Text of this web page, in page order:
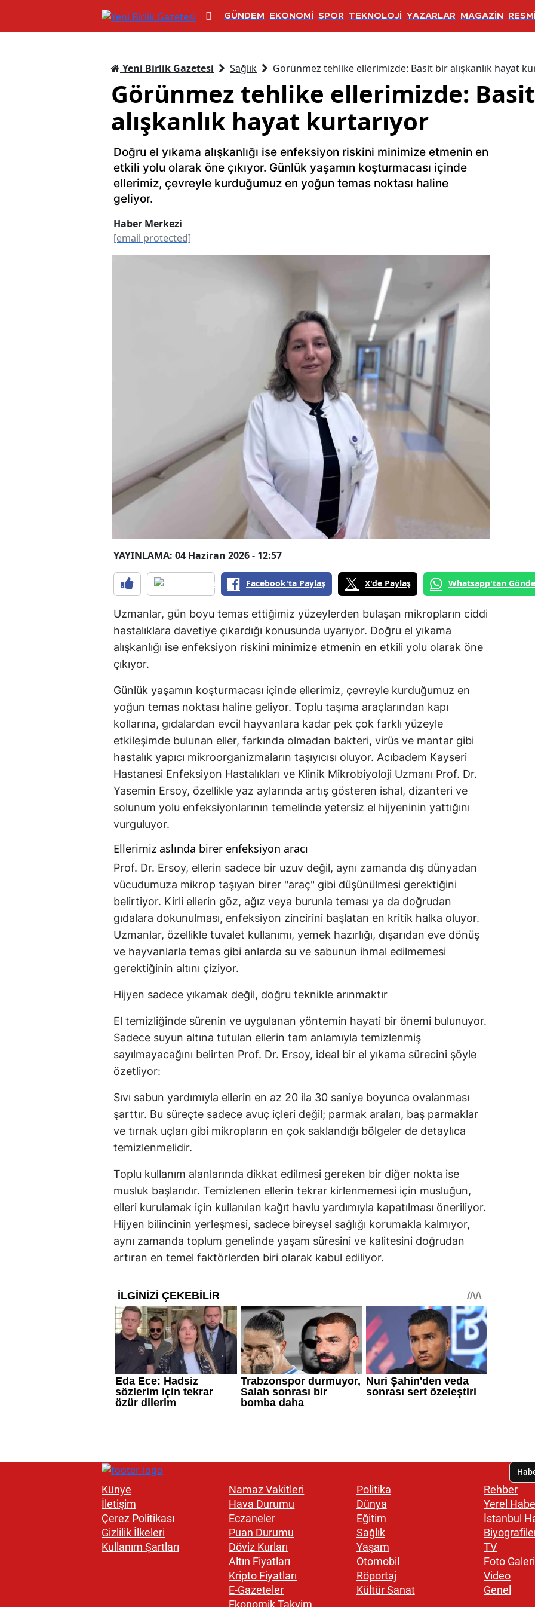
GÜNDEM EKONOMİ SPOR TEKNOLOJİ YAZARLAR MAGAZİN
Yeni Birlik Gazetesi Sağlık Görünmez tehlike ellerimizde: Basit bir alışkanlık hayat
Görünmez tehlike ellerimizde:
alışkanlık hayat kurtarıyor
Doğru el yıkama alışkanlığı ise enfeksiyon riskini minimize etmenin en
etkili yolu olarak öne çıkıyor. Günlük yaşamın koşturmacası içinde
ellerimiz, çevreyle kurduğumuz en yoğun temas noktası haline
geliyor.
Haber Merkezi
[email protected]
YAYINLAMA: 04 Haziran 2026 - 12:57
Facebook'ta Paylaş X'de Paylaş Whatsapp'tan
Uzmanlar, gün boyu temas ettiğimiz yüzeylerden bulaşan mikropların ciddi
hastalıklara davetiye çıkardığı konusunda uyarıyor. Doğru el yıkama
alışkanlığı ise enfeksiyon riskini minimize etmenin en etkili yolu olarak öne
çıkıyor.
Günlük yaşamın koşturmacası içinde ellerimiz, çevreyle kurduğumuz en
yoğun temas noktası haline geliyor. Toplu taşıma araçlarından kapı
kollarına, gıdalardan evcil hayvanlara kadar pek çok farklı yüzeyle
etkileşimde bulunan eller, farkında olmadan bakteri, virüs ve mantar gibi
hastalık yapıcı mikroorganizmaların taşıyıcısı oluyor. Acıbadem Kayseri
Hastanesi Enfeksiyon Hastalıkları ve Klinik Mikrobiyoloji Uzmanı Prof. Dr.
Yasemin Ersoy, özellikle yaz aylarında artış gösteren ishal, dizanteri ve
solunum yolu enfeksiyonlarının temelinde yetersiz el hijyeninin yattığını
vurguluyor.
Ellerimiz aslında birer enfeksiyon aracı
Prof. Dr. Ersoy, ellerin sadece bir uzuv değil, aynı zamanda dış dünyadan
vücudumuza mikrop taşıyan birer "araç" gibi düşünülmesi gerektiğini
belirtiyor. Kirli ellerin göz, ağız veya burunla teması ya da doğrudan
gıdalara dokunulması, enfeksiyon zincirini başlatan en kritik halka oluyor.
Uzmanlar, özellikle tuvalet kullanımı, yemek hazırlığı, dışarıdan eve dönüş
ve hayvanlarla temas gibi anlarda su ve sabunun ihmal edilmemesi
gerektiğinin altını çiziyor.
Hijyen sadece yıkamak değil, doğru teknikle arınmaktır
El temizliğinde sürenin ve uygulanan yöntemin hayati bir önemi bulunuyor.
Sadece suyun altına tutulan ellerin tam anlamıyla temizlenmiş
sayılmayacağını belirten Prof. Dr. Ersoy, ideal bir el yıkama sürecini şöyle
özetliyor:
Sıvı sabun yardımıyla ellerin en az 20 ila 30 saniye boyunca ovalanması
şarttır. Bu süreçte sadece avuç içleri değil; parmak araları, baş parmaklar
ve tırnak uçları gibi mikropların en çok saklandığı bölgeler de detaylıca
temizlenmelidir.
Toplu kullanım alanlarında dikkat edilmesi gereken bir diğer nokta ise
musluk başlarıdır. Temizlenen ellerin tekrar kirlenmemesi için musluğun,
elleri kurulamak için kullanılan kağıt havlu yardımıyla kapatılması öneriliyor.
Hijyen bilincinin yerleşmesi, sadece bireysel sağlığı korumakla kalmıyor,
aynı zamanda toplum genelinde yaşam süresini ve kalitesini doğrudan
artıran en temel faktörlerden biri olarak kabul ediliyor.
Künye
İletişim
Çerez Politikası
Gizlilik İlkeleri
Kullanım Şartları
Namaz Vakitleri
Hava Durumu
Eczaneler
Puan Durumu
Döviz Kurları
Altın Fiyatları
Kripto Fiyatları
E-Gazeteler
Ekonomik Takvim
Politika
Dünya
Eğitim
Sağlık
Yaşam
Otomobil
Röportaj
Kültür Sanat
Rehber
Yerel
İstanbul
TV
Foto Galeri
Video
Genel